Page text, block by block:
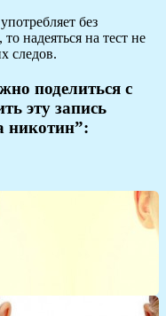
без
надеяться на тест не
следов.
поделиться с
эту запись
никотин”: